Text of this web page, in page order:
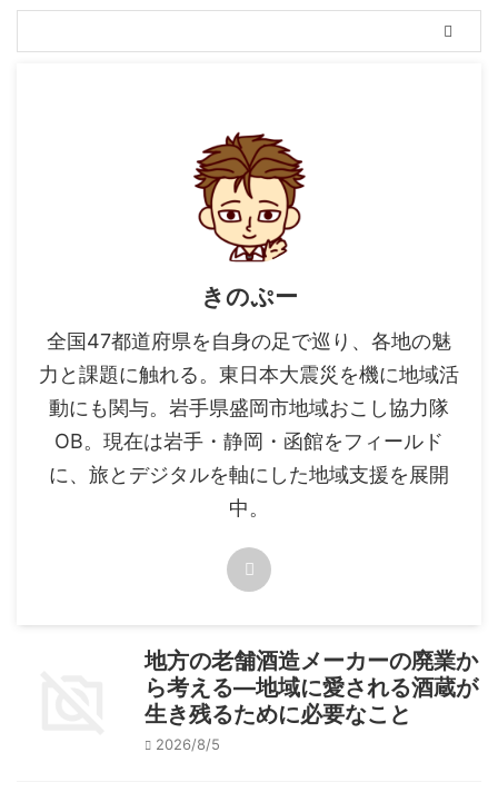
きのぷー
全国47都道府県を自身の足で巡り、各地の魅
力と課題に触れる。東日本大震災を機に地域活
動にも関与。岩手県盛岡市地域おこし協力隊
OB。現在は岩手・静岡・函館をフィールド
に、旅とデジタルを軸にした地域支援を展開
中。
地方の老舗酒造メーカーの廃業か
ら考える―地域に愛される酒蔵が
生き残るために必要なこと
2026/8/5